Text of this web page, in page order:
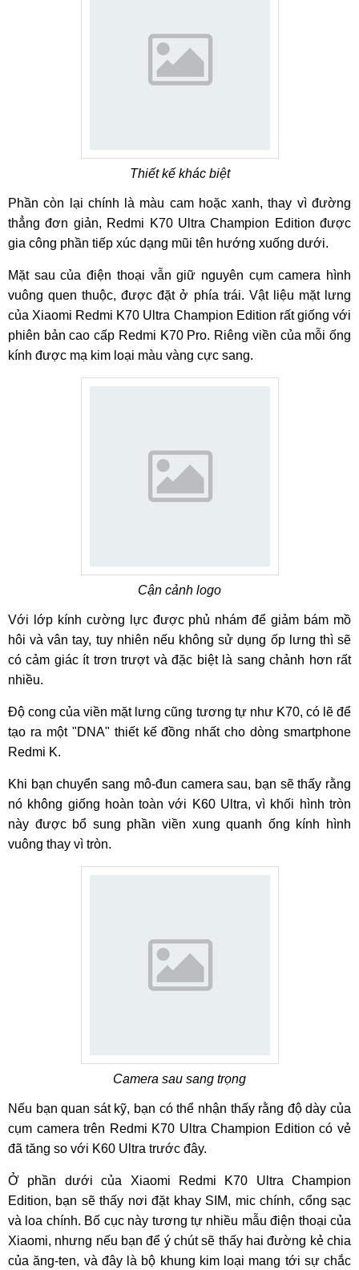
Thiết kế khác biệt
Phần còn lại chính là màu cam hoặc xanh, thay vì đường
thẳng đơn giản, Redmi K70 Ultra Champion Edition được
gia công phần tiếp xúc dạng mũi tên hướng xuống dưới.
Mặt sau của điện thoại vẫn giữ nguyên cụm camera hình
vuông quen thuộc, được đặt ở phía trái. Vật liệu mặt lưng
của Xiaomi Redmi K70 Ultra Champion Edition rất giống với
phiên bản cao cấp Redmi K70 Pro. Riêng viền của mỗi ống
kính được mạ kim loại màu vàng cực sang.
Cận cảnh logo
Với lớp kính cường lực được phủ nhám để giảm bám mồ
hôi và vân tay, tuy nhiên nếu không sử dụng ốp lưng thì sẽ
có cảm giác ít trơn trượt và đặc biệt là sang chảnh hơn rất
nhiều.
Độ cong của viền mặt lưng cũng tương tự như K70, có lẽ để
tạo ra một "DNA" thiết kế đồng nhất cho dòng smartphone
Redmi K.
Khi bạn chuyển sang mô-đun camera sau, bạn sẽ thấy rằng
nó không giống hoàn toàn với K60 Ultra, vì khối hình tròn
này được bổ sung phần viền xung quanh ống kính hình
vuông thay vì tròn.
Camera sau sang trọng
Nếu bạn quan sát kỹ, bạn có thể nhận thấy rằng độ dày của
cụm camera trên Redmi K70 Ultra Champion Edition có vẻ
đã tăng so với K60 Ultra trước đây.
Ở phần dưới của Xiaomi Redmi K70 Ultra Champion
Edition, bạn sẽ thấy nơi đặt khay SIM, mic chính, cổng sạc
và loa chính. Bố cục này tương tự nhiều mẫu điện thoại của
Xiaomi, nhưng nếu bạn để ý chút sẽ thấy hai đường kẻ chia
của ăng-ten, và đây là bộ khung kim loại mang tới sự chắc